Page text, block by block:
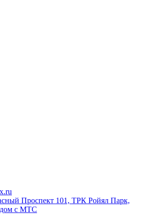
Проспект 101, ТРК Ройял Парк,
с МТС